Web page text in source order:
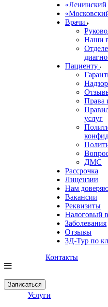
«Ленинский
Врачи
Наши
Пациенту
Права
услуг
ДМС
Рассрочка
Лицензии
Нам
Вакансии
Реквизиты
Налоговый
Заболевания
Отзывы
3Д-Тур по
Контакты
Записаться
Услуги